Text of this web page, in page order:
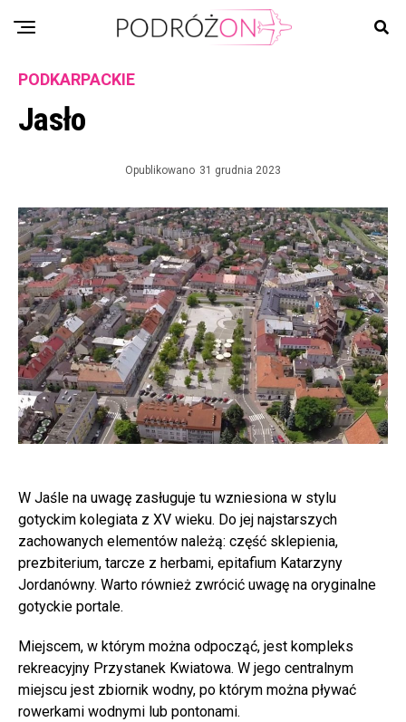
PODKARPACKIE
Jasło
Opublikowano 31 grudnia 2023
W Jaśle na uwagę zasługuje tu wzniesiona w stylu
gotyckim kolegiata z XV wieku. Do jej najstarszych
zachowanych elementów należą: część sklepienia,
prezbiterium, tarcze z herbami, epitafium Katarzyny
Jordanówny. Warto również zwrócić uwagę na oryginalne
gotyckie portale.
Miejscem, w którym można odpocząć, jest kompleks
rekreacyjny Przystanek Kwiatowa. W jego centralnym
miejscu jest zbiornik wodny, po którym można pływać
rowerkami wodnymi lub pontonami.